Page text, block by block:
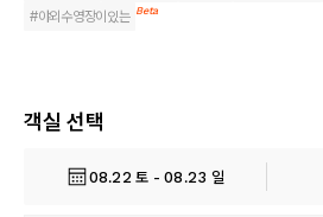
#야외수영장이있는 Beta
객실 선택
08.22 토 - 08.23 일